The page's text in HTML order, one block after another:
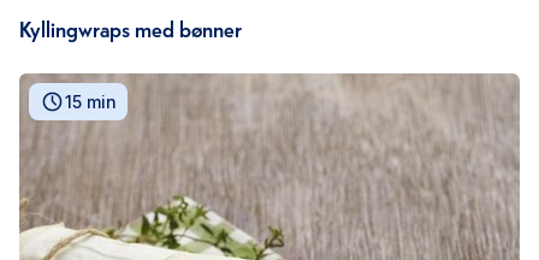
Kyllingwraps med bønner
15 min